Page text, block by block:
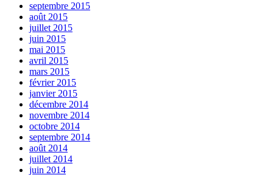
septembre 2015
août 2015
juillet 2015
juin 2015
mai 2015
avril 2015
mars 2015
février 2015
janvier 2015
décembre 2014
novembre 2014
octobre 2014
septembre 2014
août 2014
juillet 2014
juin 2014